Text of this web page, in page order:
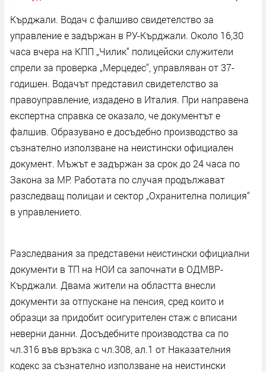
Кърджали. Водач с фалшиво свидетелство за
управление е задържан в РУ-Кърджали. Около 16,30
часа вчера на КПП „Чилик“ полицейски служители
спрели за проверка „Мерцедес“, управляван от 37-
годишен. Водачът представил свидетелство за
правоуправление, издадено в Италия. При направена
експертна справка се оказало, че документът е
фалшив. Образувано е досъдебно производство за
съзнателно използване на неистински официален
документ. Мъжът е задържан за срок до 24 часа по
Закона за МР. Работата по случая продължават
разследващ полицаи и сектор „Охранителна полиция“
в управлението.
Разследвания за представени неистински официални
документи в ТП на НОИ са започнати в ОДМВР-
Кърджали. Двама жители на областта внесли
документи за отпускане на пенсия, сред които и
образци за придобит осигурителен стаж с вписани
неверни данни. Досъдебните производства са по
чл.316 във връзка с чл.308, ал.1 от Наказателния
кодекс за съзнателно използване на неистински